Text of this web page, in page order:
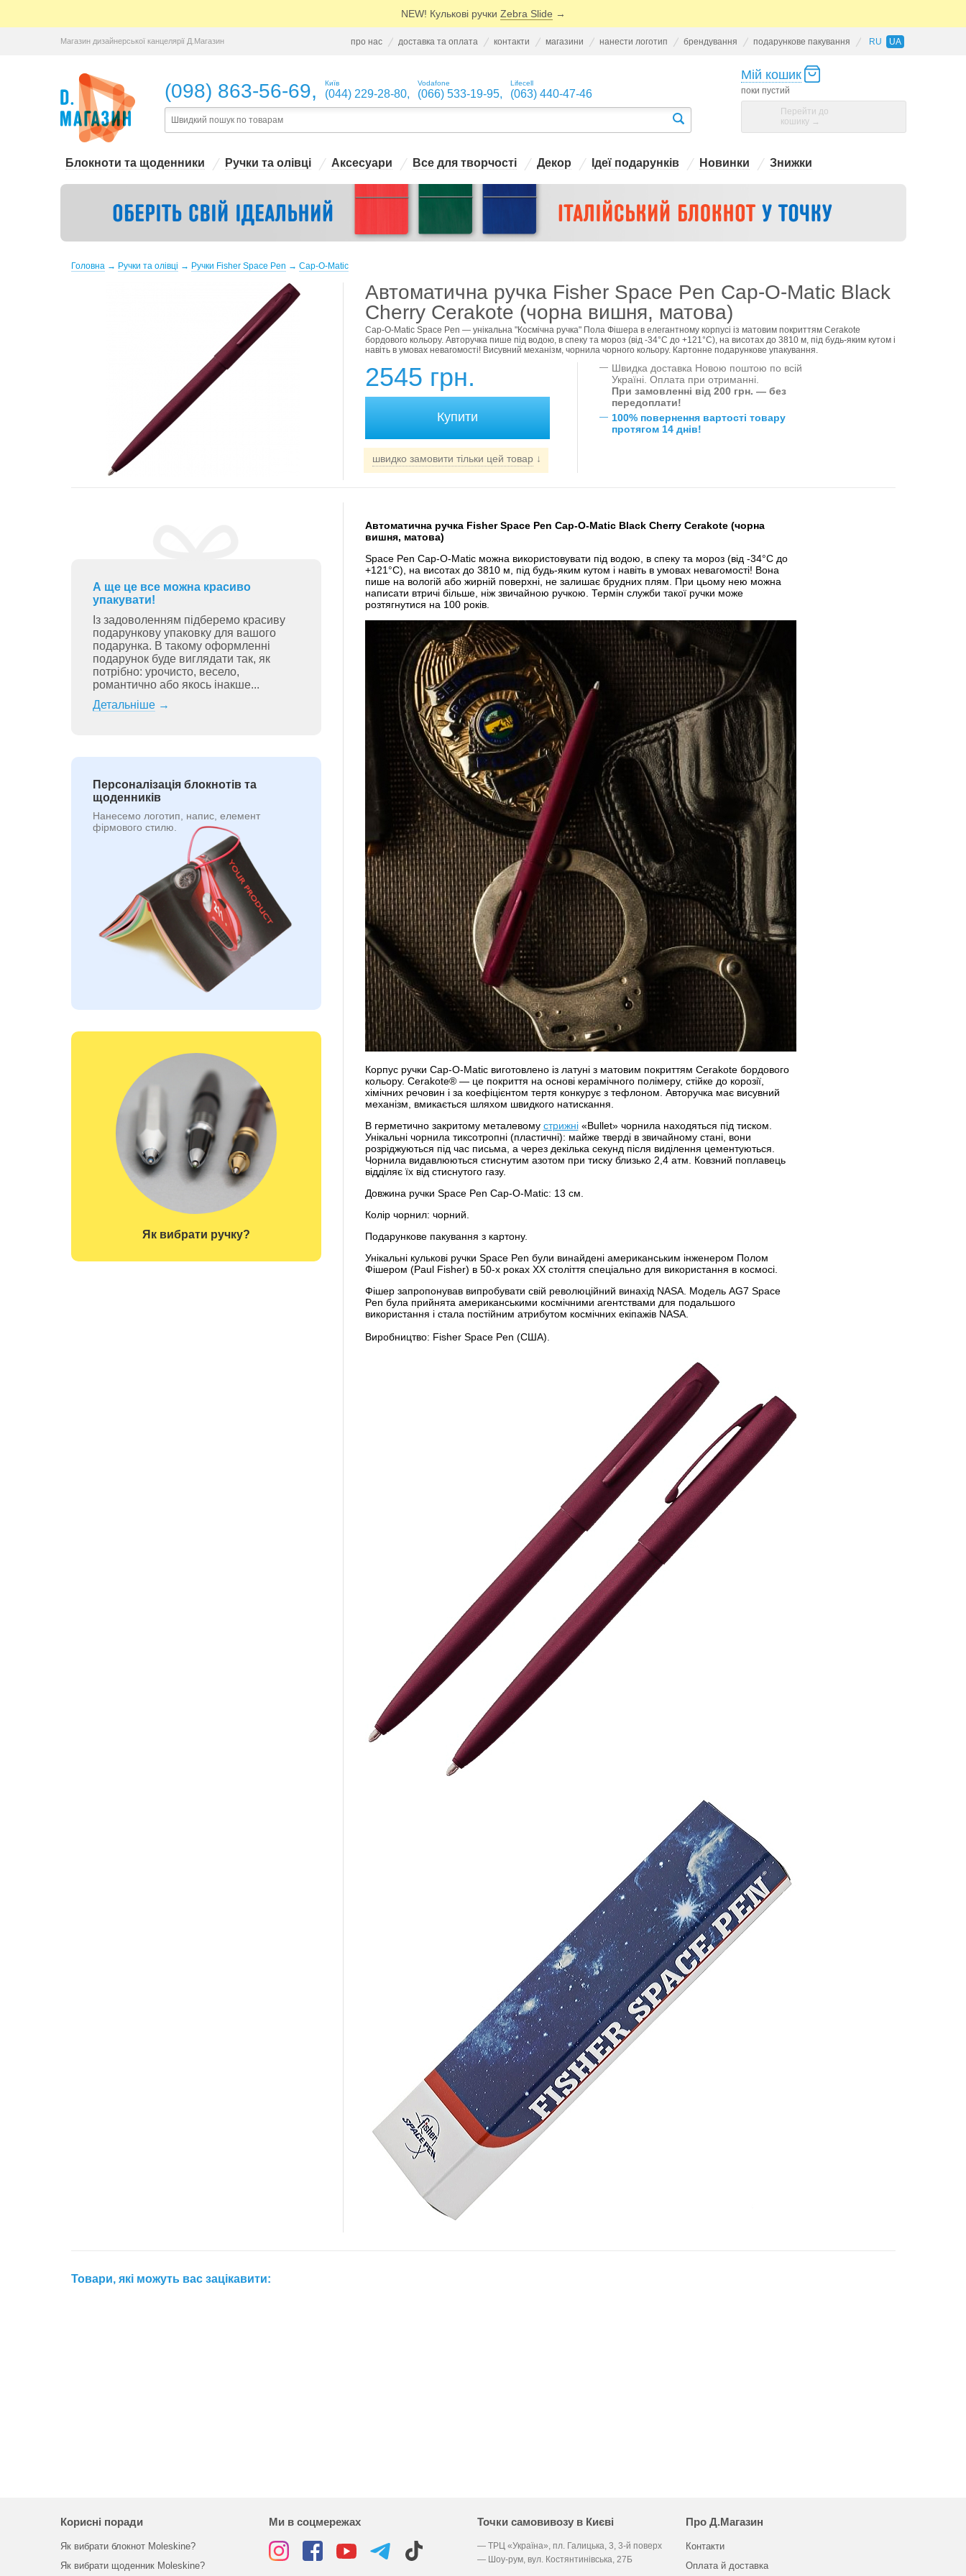
NEW! Кулькові ручки Zebra Slide →
Магазин дизайнерської канцелярії Д.Магазин про нас доставка та оплата контакти магазини нанести логотип брендування подарункове пакування RU UA
(098) 863-56-69, Київ
(044) 229-28-80,
Vodafone
(066) 533-19-95,
Lifecell
(063) 440-47-46
Мій кошик
поки пустий
Перейти до
кошику →
Блокноти та щоденники Ручки та олівці Аксесуари Все для творчості Декор Ідеї подарунків Новинки Знижки
Головна → Ручки та олівці → Ручки Fisher Space Pen → Cap-O-Matic
Автоматична ручка Fisher Space Pen Cap-O-Matic Black
Cherry Cerakote (чорна вишня, матова)
Cap-O-Matic Space Pen — унікальна "Космічна ручка" Пола Фішера в елегантному корпусі із матовим покриттям Cerakote
бордового кольору. Авторучка пише під водою, в спеку та мороз (від -34°С до +121°С), на висотах до 3810 м, під будь-яким кутом і
навіть в умовах невагомості! Висувний механізм, чорнила чорного кольору. Картонне подарункове упакування.
2545 грн.
швидко замовити тільки цей товар↓
— Швидка доставка Новою поштою по всій
Україні. Оплата при отриманні.
При замовленні від 200 грн. — без
передоплати!
— 100% повернення вартості товару
протягом 14 днів!
А ще це все можна красиво
упакувати!
Із задоволенням підберемо красиву
подарункову упаковку для вашого
подарунка. В такому оформленні
подарунок буде виглядати так, як
потрібно: урочисто, весело,
романтично або якось інакше...
Детальніше→
Персоналізація блокнотів та
щоденників
Нанесемо логотип, напис, елемент
фірмового стилю.
Як вибрати ручку?
Автоматична ручка Fisher Space Pen Cap-O-Matic Black Cherry Cerakote (чорна
вишня, матова)
Space Pen Cap-O-Matic можна використовувати під водою, в спеку та мороз (від -34°С до
+121°С), на висотах до 3810 м, під будь-яким кутом і навіть в умовах невагомості! Вона
пише на вологій або жирній поверхні, не залишає брудних плям. При цьому нею можна
написати втричі більше, ніж звичайною ручкою. Термін служби такої ручки може
розтягнутися на 100 років.
Корпус ручки Cap-O-Matic виготовлено із латуні з матовим покриттям Cerakote бордового
кольору. Cerakote® — це покриття на основі керамічного полімеру, стійке до корозії,
хімічних речовин і за коефіцієнтом тертя конкурує з тефлоном. Авторучка має висувний
механізм, вмикається шляхом швидкого натискання.
В герметично закритому металевому стрижні«Bullet» чорнила находяться під тиском.
Унікальні чорнила тиксотропні (пластичні): майже тверді в звичайному стані, вони
розріджуються під час письма, а через декілька секунд після виділення цементуються.
Чорнила видавлюються стиснутим азотом при тиску близько 2,4 атм. Ковзний поплавець
відділяє їх від стиснутого газу.
Довжина ручки Space Pen Cap-O-Matic: 13 см.
Колір чорнил: чорний.
Подарункове пакування з картону.
Унікальні кулькові ручки Space Pen були винайдені американським інженером Полом
Фішером (Paul Fisher) в 50-х роках XX століття спеціально для використання в космосі.
Фішер запропонував випробувати свій революційний винахід NASA. Модель AG7 Space
Pen була прийнята американськими космічними агентствами для подальшого
використання і стала постійним атрибутом космічних екіпажів NASA.
Виробництво: Fisher Space Pen (США).
Товари, які можуть вас зацікавити:
Корисні поради
Як вибрати блокнот Moleskine?
Як вибрати щоденник Moleskine?
Ми в соцмережах Точки самовивозу в Києві
— ТРЦ «Україна», пл. Галицька, 3, 3-й поверх
— Шоу-рум, вул. Костянтинівська, 27Б
Про Д.Магазин
Контакти
Оплата й доставка